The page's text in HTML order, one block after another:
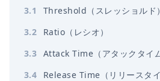
3.1
Threshold（スレッショルド）
3.2
Ratio（レシオ）
3.3 Attack Time（アタックタイム
3.4
Release Time（リリースタイ